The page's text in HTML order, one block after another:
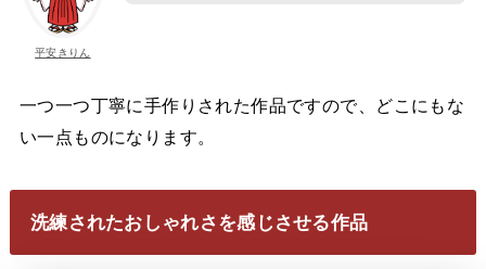
平安きりん
一つ一つ丁寧に手作りされた作品ですので、どこにもな
い一点ものになります。
洗練されたおしゃれさを感じさせる作品